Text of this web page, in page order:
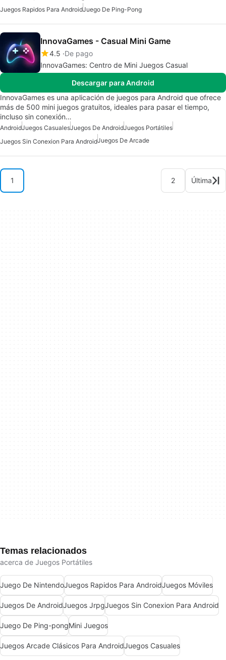
Juegos Rapidos Para AndroidJuego De Ping-Pong
InnovaGames - Casual Mini Game
4.5 De pago
InnovaGames: Centro de Mini Juegos Casual
Descargar para Android
InnovaGames es una aplicación de juegos para Android que ofrece
más de 500 mini juegos gratuitos, ideales para pasar el tiempo,
incluso sin conexión…
AndroidJuegos CasualesJuegos De AndroidJuegos Portátiles
Juegos Sin Conexion Para AndroidJuegos De Arcade
1 2 Última
Temas relacionados
acerca de Juegos Portátiles
Juego De NintendoJuegos Rapidos Para AndroidJuegos Móviles
Juegos De AndroidJuegos JrpgJuegos Sin Conexion Para Android
Juego De Ping-pongMini Juegos
Juegos Arcade Clásicos Para AndroidJuegos Casuales